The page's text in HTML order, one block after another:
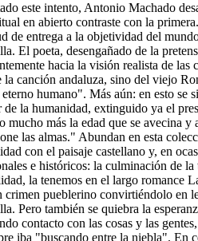
este intento, Antonio Machado
en abierto contraste con la
de entrega a la objetividad del
El poeta, desengañado de la
hacia la visión realista de las
la canción andaluza, sino del viejo
humano". Más aún: en esto se
de la humanidad, extinguido ya el
mucho más la edad que se avecina y
las almas." Abundan en esta
con el paisaje castellano y, en
e históricos: la culminación de
la tenemos en el largo romance
crimen pueblerino convirtiéndolo en
Pero también se quiebra la
contacto con las cosas y las
iba "buscando entre la niebla". En